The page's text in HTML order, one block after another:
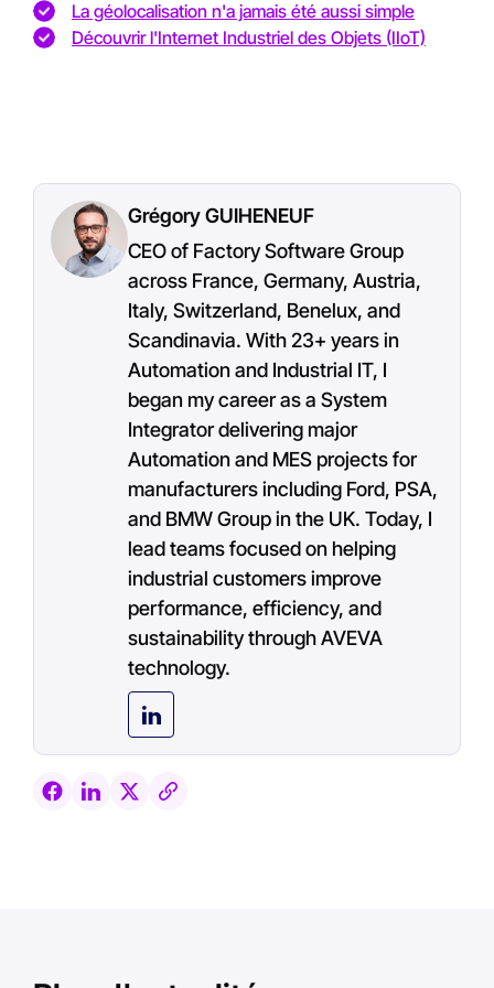
La géolocalisation n'a jamais été aussi simple
Découvrir l'Internet Industriel des Objets (IIoT)
Grégory GUIHENEUF
CEO of Factory Software Group
across France, Germany, Austria,
Italy, Switzerland, Benelux, and
Scandinavia. With 23+ years in
Automation and Industrial IT, I
began my career as a System
Integrator delivering major
Automation and MES projects for
manufacturers including Ford, PSA,
and BMW Group in the UK. Today, I
lead teams focused on helping
industrial customers improve
performance, efficiency, and
sustainability through AVEVA
technology.